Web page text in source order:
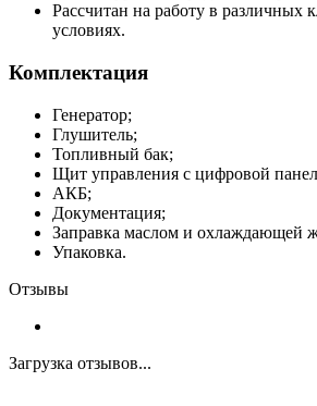
Рассчитан на работу в различных
условиях.
Комплектация
Генератор;
Глушитель;
Топливный бак;
Щит управления с цифровой
АКБ;
Документация;
Заправка маслом и охлаждающей
Упаковка.
Отзывы
Загрузка отзывов...